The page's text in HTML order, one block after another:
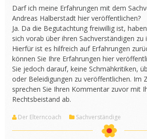
Darf ich meine Erfahrungen mit dem
Andreas Halberstadt hier veröffentlichen?
Ja. Da die Begutachtung freiwillig ist,
sich vorab über ihren Sachverständigen zu
Hierfür ist es hilfreich auf Erfahrungen
können Sie Ihre Erfahrungen hier
Sie jedoch darauf, keine Schmähkritiken,
oder Beleidigungen zu veröffentlichen. Im
sprechen Sie Ihren Kommentar zuvor mit
Rechtsbeistand ab.
Der Elterncoach Sachverständige